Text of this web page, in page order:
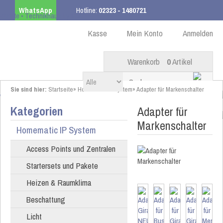
WhatsApp Hotline: 02323 - 1480721
ab 99,00 € innerhalb DE Anmelden
Mein Konto
Kasse
Warenkorb 0Artikel
Sie sind hier: Startseite» Homematic IP System»Adapter für Markenschalter
Kategorien
Homematic IP System
Access Points und Zentralen
Startersets und Pakete
Heizen & Raumklima
Beschattung
Licht
Adapter für
Markenschalter